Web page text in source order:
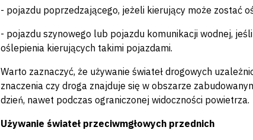
- pojazdu poprzedzającego, jeżeli kierujący może zostać
- pojazdu szynowego lub pojazdu komunikacji wodnej,
oślepienia kierujących takimi pojazdami.
Warto zaznaczyć, że używanie świateł drogowych
znaczenia czy droga znajduje się w obszarze
dzień, nawet podczas ograniczonej widoczności powietrza.
Używanie świateł przeciwmgłowych przednich